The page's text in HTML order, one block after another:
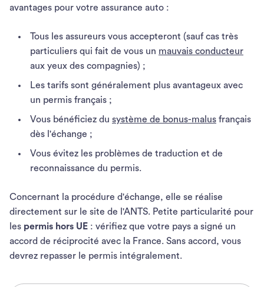
avantages pour votre assurance auto :
Tous les assureurs vous accepteront (sauf cas très
particuliers qui fait de vous un mauvais conducteur
aux yeux des compagnies) ;
Les tarifs sont généralement plus avantageux avec
un permis français ;
Vous bénéficiez du système de bonus-malus français
dès l'échange ;
Vous évitez les problèmes de traduction et de
reconnaissance du permis.
Concernant la procédure d'échange, elle se réalise
directement sur le site de l'ANTS. Petite particularité pour
les permis hors UE : vérifiez que votre pays a signé un
accord de réciprocité avec la France. Sans accord, vous
devrez repasser le permis intégralement.